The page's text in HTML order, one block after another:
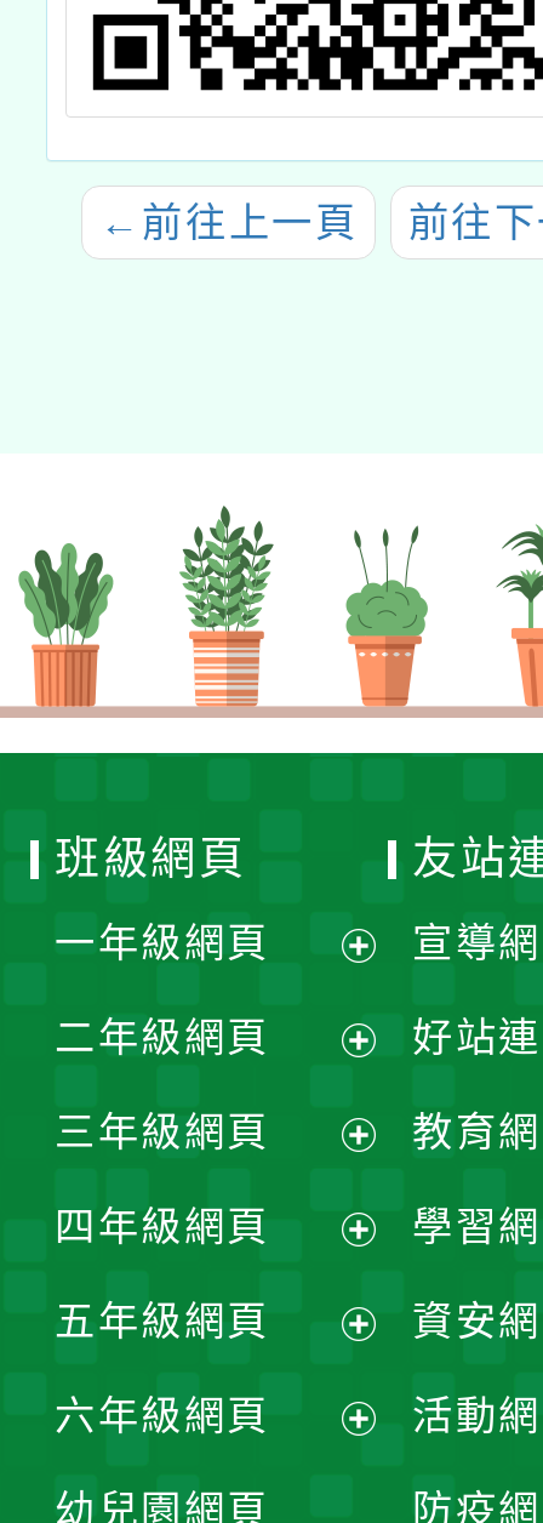
← 前往上一頁 前往
班級網頁
一年級網頁
開
選
單
二年級網頁
開
選
單
三年級網頁
開
選
單
四年級網頁
開
選
五年級網頁
開
六年級網頁
幼兒園網頁
友站
宣導
好站
教育
學習
資安
活動
防疫